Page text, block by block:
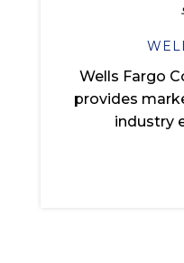
Wells Fargo
provides
industry